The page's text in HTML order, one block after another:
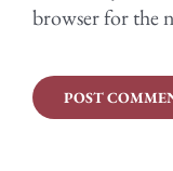
browser for the